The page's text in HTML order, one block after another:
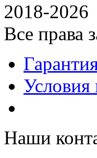
2018-2026
Все права
Условия
Наши